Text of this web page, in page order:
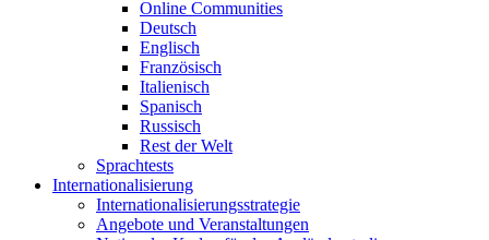
Online Communities
Deutsch
Englisch
Französisch
Italienisch
Spanisch
Russisch
Rest der Welt
Sprachtests
Internationalisierung
Internationalisierungsstrategie
Angebote und Veranstaltungen